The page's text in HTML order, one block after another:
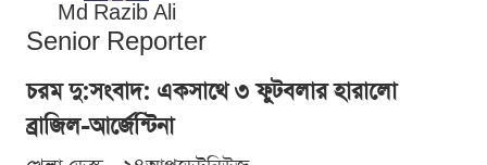
Md Razib Ali
Senior Reporter
চরম দু:সংবাদ: একসাথে ৩ ফুটবলার হারালো
ব্রাজিল-আর্জেন্টিনা